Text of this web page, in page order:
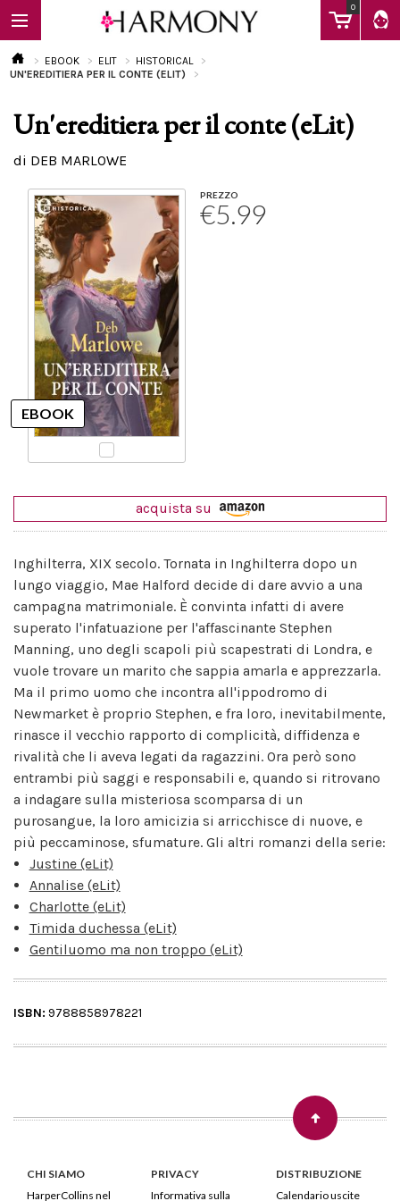
0
EBOOK
Calendario
EBOOK ELIT
HISTORICAL
UN'EREDITIERA PER IL CONTE (ELIT)
Un'ereditiera per il conte (eLit)
di DEB MARLOWE
PREZZO
€5.99
acquista su
Inghilterra, XIX secolo. Tornata in Inghilterra dopo un
lungo viaggio, Mae Halford decide di dare avvio a una
campagna matrimoniale. È convinta infatti di avere
superato l'infatuazione per l'affascinante Stephen
Manning, uno degli scapoli più scapestrati di Londra, e
vuole trovare un marito che sappia amarla e apprezzarla.
Ma il primo uomo che incontra all'ippodromo di
Newmarket è proprio Stephen, e fra loro, inevitabilmente,
rinasce il vecchio rapporto di complicità, diffidenza e
rivalità che li aveva legati da ragazzini. Ora però sono
entrambi più saggi e responsabili e, quando si ritrovano
a indagare sulla misteriosa scomparsa di un
purosangue, la loro amicizia si arricchisce di nuove, e
più peccaminose, sfumature. Gli altri romanzi della serie:
Justine (eLit)
Annalise (eLit)
Charlotte (eLit)
Timida duchessa (eLit)
Gentiluomo ma non troppo (eLit)
ISBN: 9788858978221
CHI SIAMO
HarperCollins nel
PRIVACY
Informativa sulla
DISTRIBUZIONE
Calendario uscite